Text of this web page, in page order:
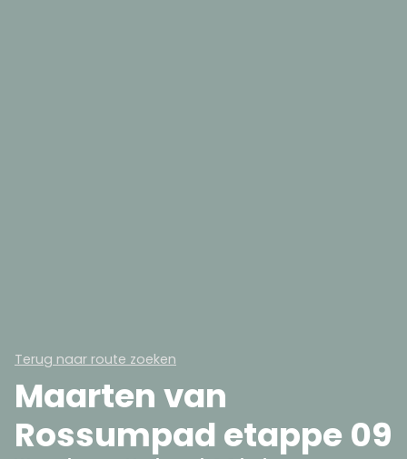
Terug naar route zoeken
Maarten van
Rossumpad etappe 09